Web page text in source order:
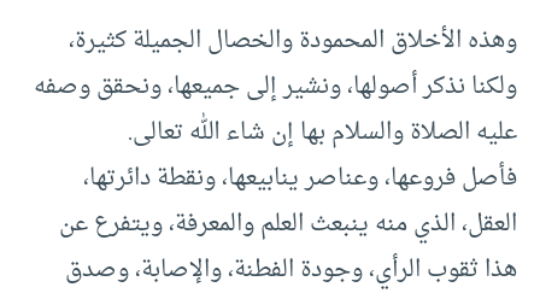
وهذه الأخلاق المحمودة والخصال الجميلة كثيرة،
ولكنا نذكر أصولها، ونشير إلى جميعها، ونحقق وصفه
عليه الصلاة والسلام بها إن شاء الله تعالى.
فأصل فروعها، وعناصر ينابيعها، ونقطة دائرتها،
العقل، الذي منه ينبعث العلم والمعرفة، ويتفرع عن
هذا ثقوب الرأي، وجودة الفطنة، والإصابة، وصدق